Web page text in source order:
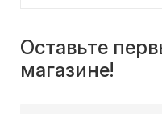
Оставьте
магазине!